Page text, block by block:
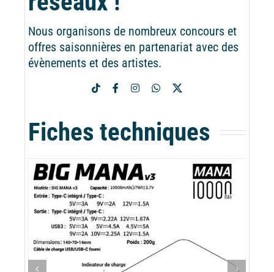
Nous organisons de nombreux concours et
offres saisonnières en partenariat avec des
évènements et des artistes.
Fiches techniques